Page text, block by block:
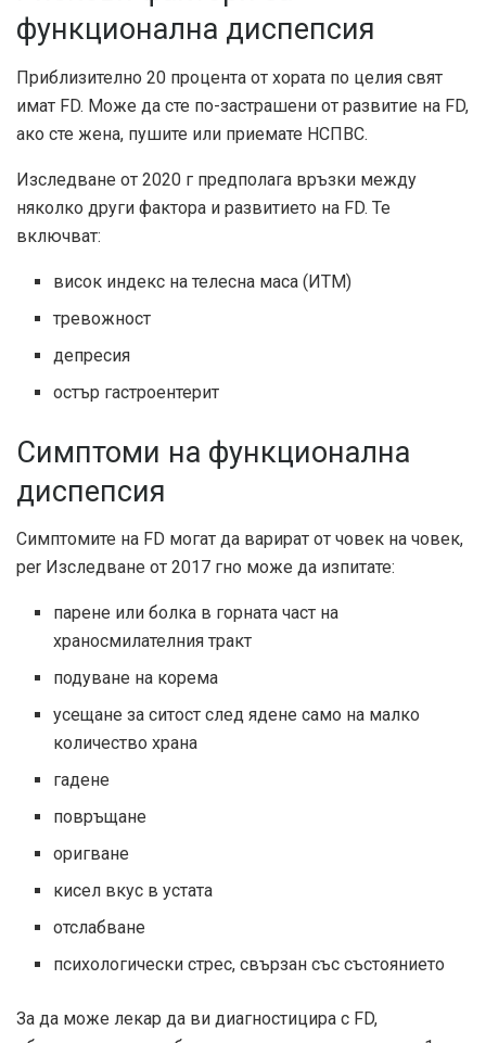
функционална диспепсия
Приблизително 20 процента от хората по целия свят
имат FD. Може да сте по-застрашени от развитие на FD,
ако сте жена, пушите или приемате НСПВС.
Изследване от 2020 г предполага връзки между
няколко други фактора и развитието на FD. Те
включват:
висок индекс на телесна маса (ИТМ)
тревожност
депресия
остър гастроентерит
Симптоми на функционална
диспепсия
Симптомите на FD могат да варират от човек на човек,
per Изследване от 2017 гно може да изпитате:
парене или болка в горната част на
храносмилателния тракт
подуване на корема
усещане за ситост след ядене само на малко
количество храна
гадене
повръщане
оригване
кисел вкус в устата
отслабване
психологически стрес, свързан със състоянието
За да може лекар да ви диагностицира с FD,